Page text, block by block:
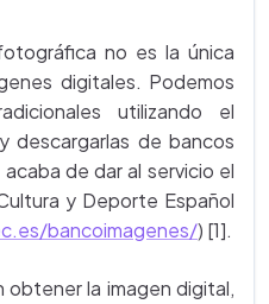
no es la única
digitales. Podemos
utilizando el
descargarlas de bancos
de dar al servicio el
y Deporte Español
bancoimagenes/) [1].
obtener la imagen digital,